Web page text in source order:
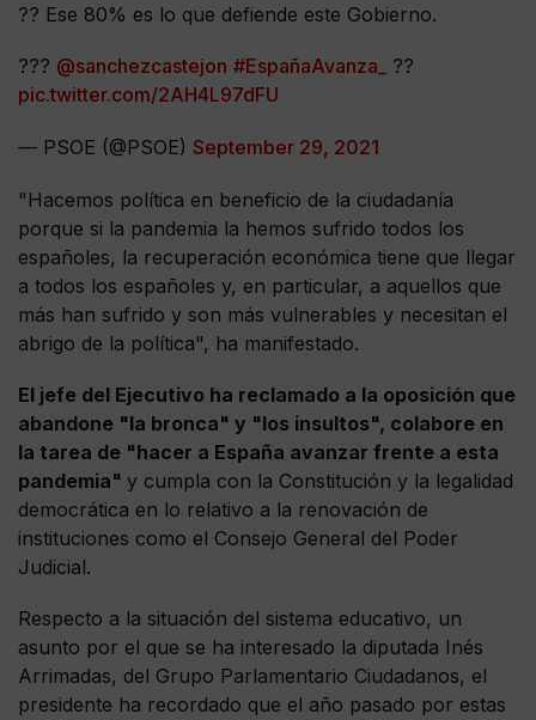
?? Ese 80% es lo que defiende este Gobierno.
??? @sanchezcastejon #EspañaAvanza_
??
pic.twitter.com/2AH4L97dFU
— PSOE (@PSOE) September 29, 2021
"Hacemos política en beneficio de la ciudadanía
porque si la pandemia la hemos sufrido todos los
españoles, la recuperación económica tiene que llegar
a todos los españoles y, en particular, a aquellos que
más han sufrido y son más vulnerables y necesitan el
abrigo de la política", ha manifestado.
El jefe del Ejecutivo ha reclamado a la oposición que
abandone "la bronca" y "los insultos", colabore en
la tarea de "hacer a España avanzar frente a esta
pandemia" y cumpla con la Constitución y la legalidad
democrática en lo relativo a la renovación de
instituciones como el Consejo General del Poder
Judicial.
Respecto a la situación del sistema educativo, un
asunto por el que se ha interesado la diputada Inés
Arrimadas, del Grupo Parlamentario Ciudadanos, el
presidente ha recordado que el año pasado por estas